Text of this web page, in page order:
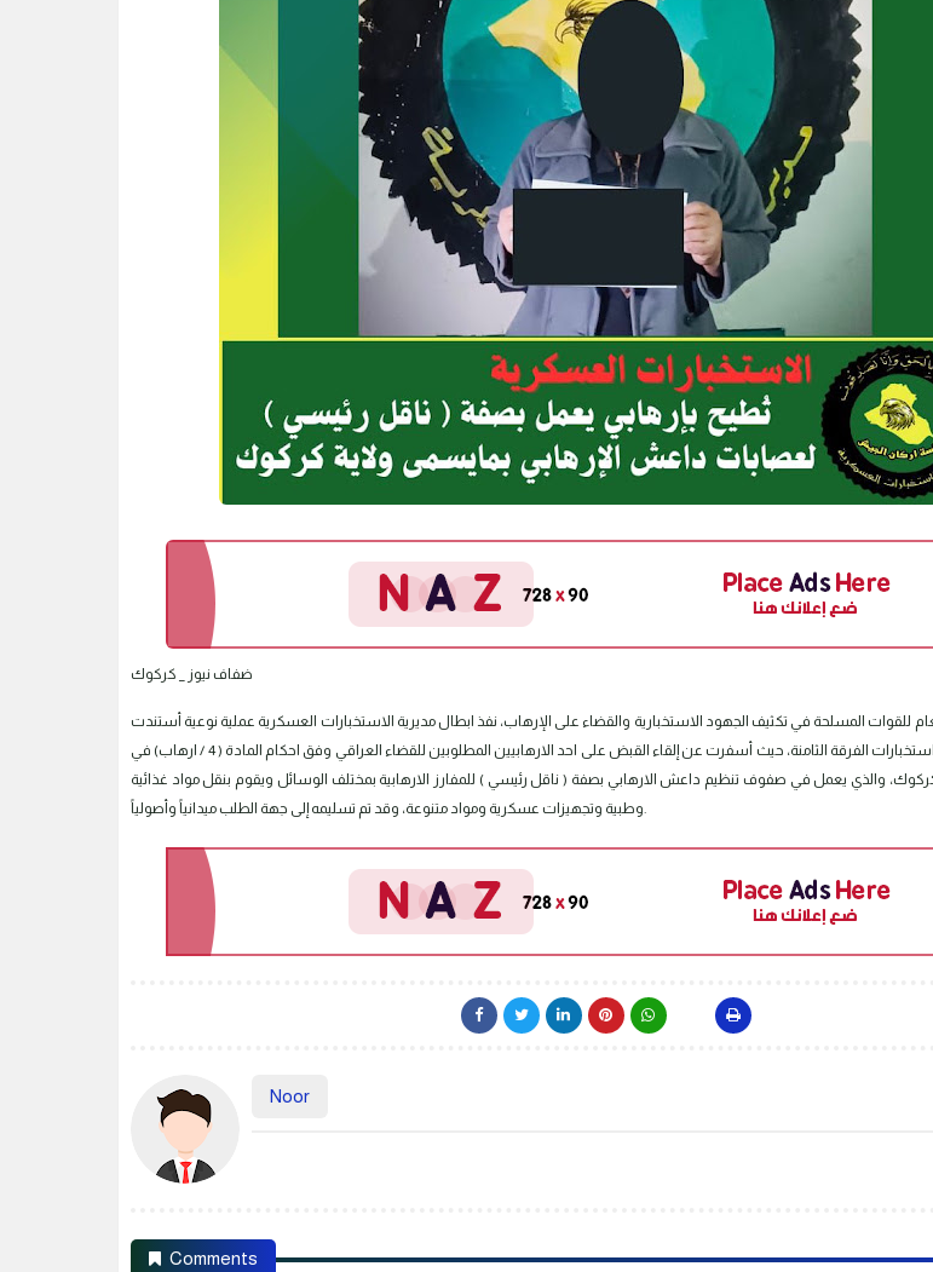
ضفاف نيوز _ كركوك
للقوات المسلحة في تكثيف الجهود الاستخبارية والقضاء على الإرهاب، نفذ ابطال مديرية الاستخبارات العسكرية عملية نوعية أستندت
إلى معلومات دقيقة من استخبارات الفرقة الثامنة، حيث أسفرت عن إلقاء القبض على احد الارهابيين المطلوبين للقضاء العراقي وفق احكام المادة ( 4 / ارهاب) في
والذي يعمل في صفوف تنظيم داعش الارهابي بصفة ( ناقل رئيسي ) للمفارز الارهابية بمختلف الوسائل ويقوم بنقل مواد غذائية
وطبية وتجهيزات عسكرية ومواد متنوعة، وقد تم تسليمه إلى جهة الطلب ميدانياً وأصولياً.
Noor
Comments